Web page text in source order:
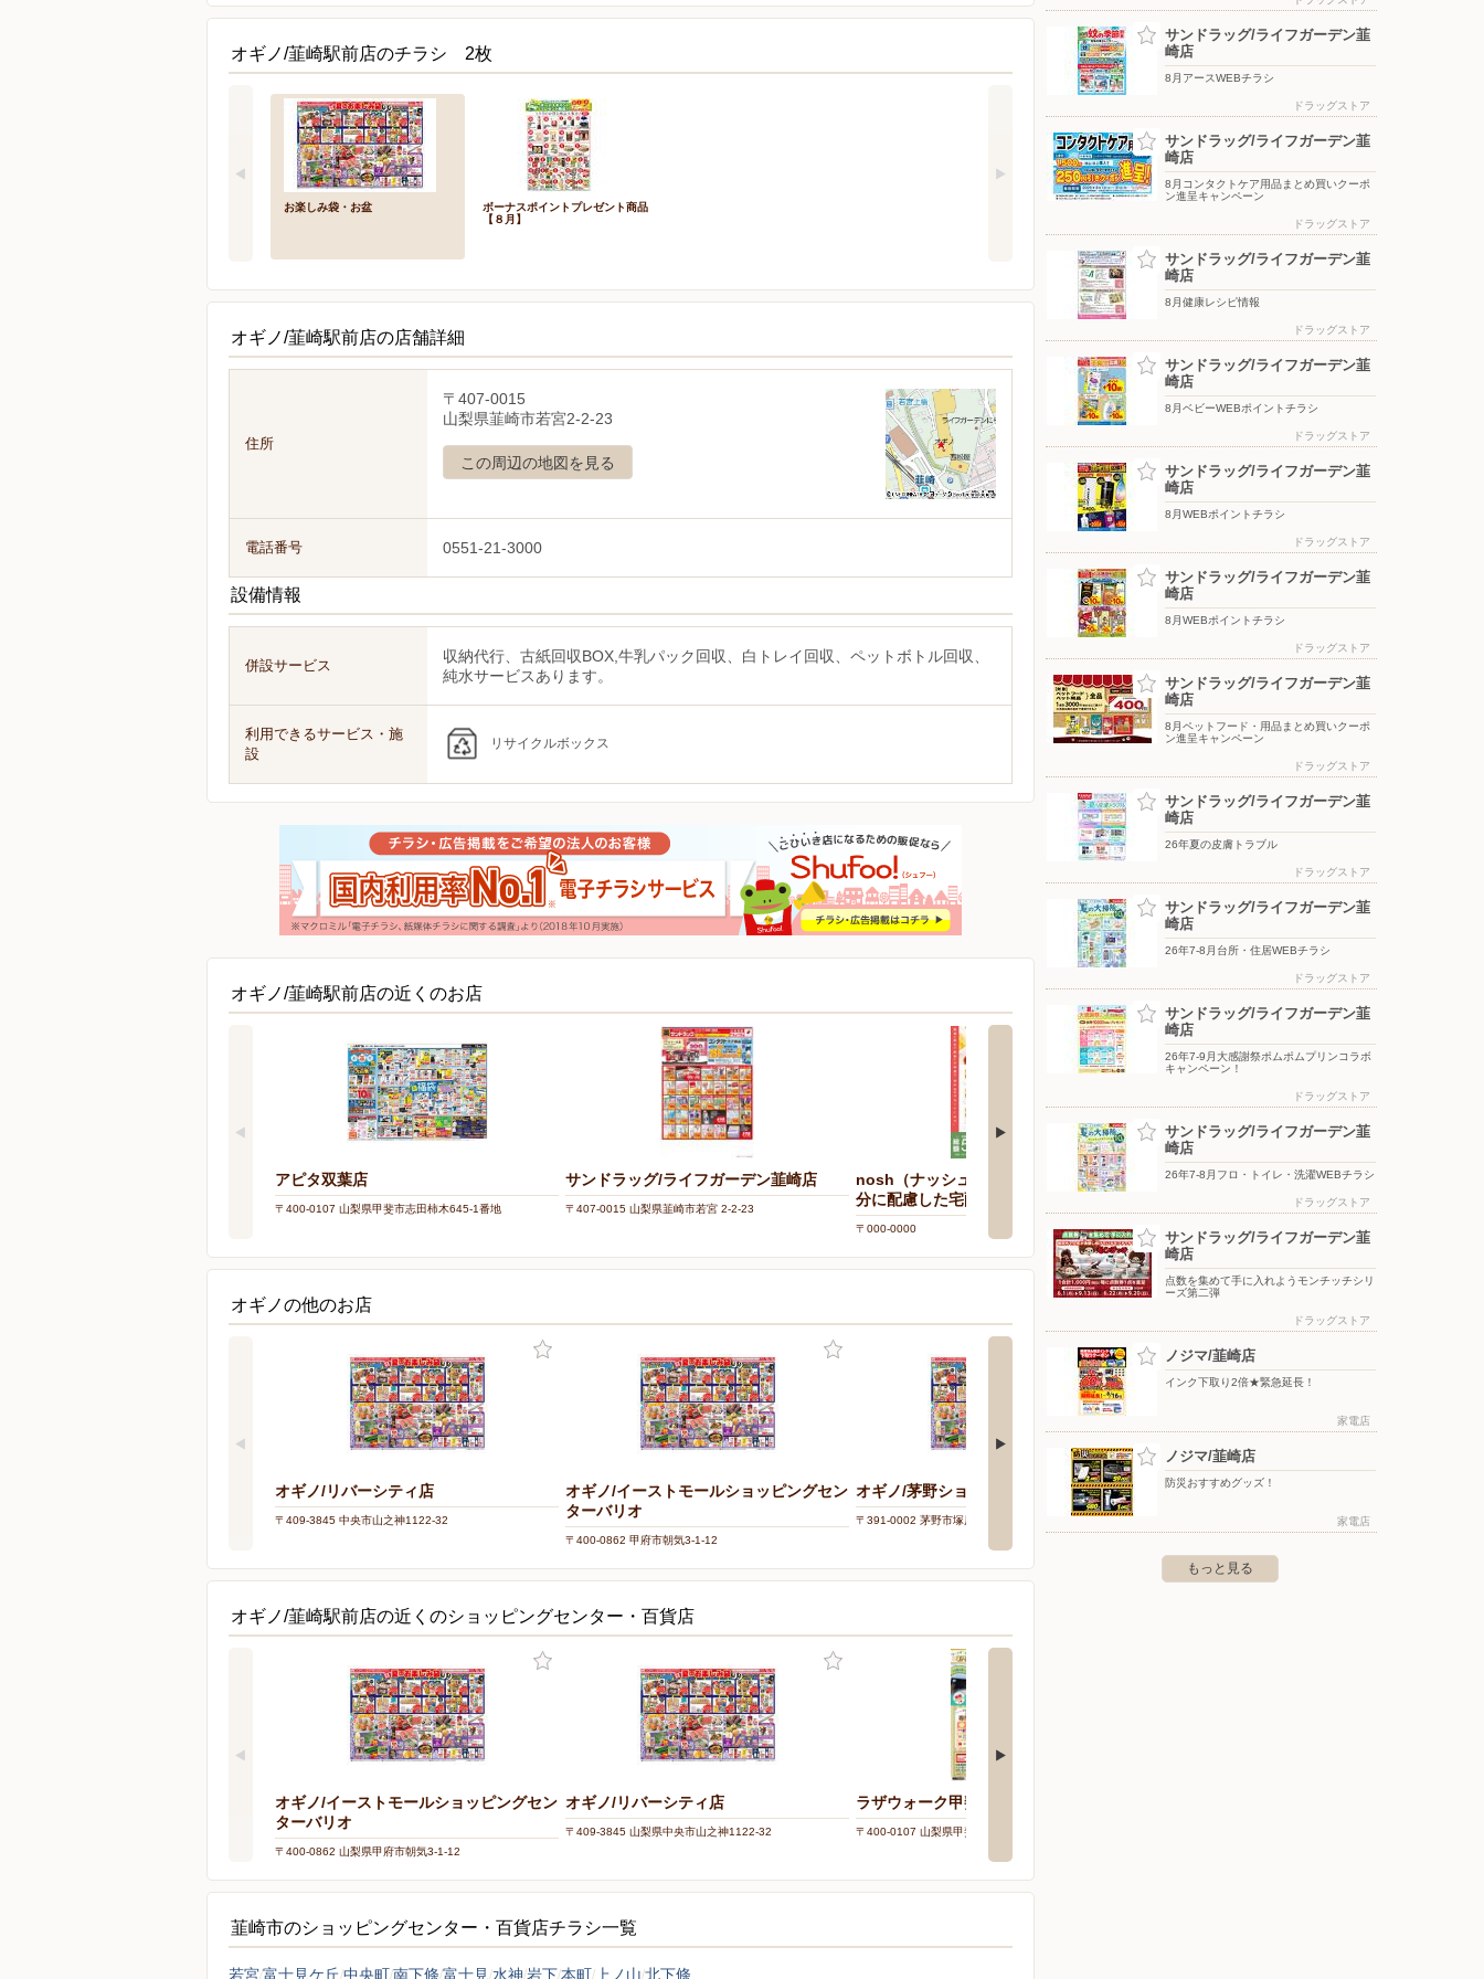
オギノ/韮崎駅前店のチラシ 2枚
お楽しみ袋・お盆
ボーナスポイントプレゼント商品
【８月】
オギノ/韮崎駅前店の店舗詳細
住所
〒407-0015
山梨県韮崎市若宮2-2-23
この周辺の地図を見る
電話番号 0551-21-3000
設備情報
併設サービス
収納代行、古紙回収BOX,牛乳パック回収、白トレイ回収、ペットボトル回収、
純水サービスあります。
利用できるサービス・施
設
リサイクルボックス
オギノ/韮崎駅前店の近くのお店
アピタ双葉店
〒400-0107 山梨県甲斐市志田柿木645-1番地
サンドラッグ/ライフガーデン韮崎店
〒407-0015 山梨県韮崎市若宮 2-2-23
nosh（ナッシュ）ヘルシー・糖質と塩
分に配慮した宅配食サイト
〒000-0000
ツルハドラッグ韮崎本町店
〒407-0024 山梨県韮崎市本町三丁目７番９号
オギノの他のお店
オギノ/リバーシティ店
〒409-3845 中央市山之神1122-32
オギノ/イーストモールショッピングセン
ターバリオ
〒400-0862 甲府市朝気3-1-12
オギノ/茅野ショッピングセンター
〒391-0002 茅野市塚原1-17-1
オギノ/韮崎駅前店の近くのショッピングセンター・百貨店
オギノ/イーストモールショッピングセン
ターバリオ
〒400-0862 山梨県甲府市朝気3-1-12
オギノ/リバーシティ店
〒409-3845 山梨県中央市山之神1122-32
ラザウォーク甲斐双葉
〒400-0107 山梨県甲斐市志田字柿木645-1
韮崎市のショッピングセンター・百貨店チラシ一覧
若宮富士見ケ丘 中央町南下條 富士見 水神 岩下本町 上ノ山 北下條
サンドラッグ/ライフガーデン韮
崎店
8月アースWEBチラシ
ドラッグストア
サンドラッグ/ライフガーデン韮
崎店
8月コンタクトケア用品まとめ買いクーポ
ン進呈キャンペーン
ドラッグストア
サンドラッグ/ライフガーデン韮
崎店
8月健康レシピ情報
ドラッグストア
サンドラッグ/ライフガーデン韮
崎店
8月ベビーWEBポイントチラシ
ドラッグストア
サンドラッグ/ライフガーデン韮
崎店
8月WEBポイントチラシ
ドラッグストア
サンドラッグ/ライフガーデン韮
崎店
8月WEBポイントチラシ
ドラッグストア
サンドラッグ/ライフガーデン韮
崎店
8月ペットフード・用品まとめ買いクーポ
ン進呈キャンペーン
ドラッグストア
サンドラッグ/ライフガーデン韮
崎店
26年夏の皮膚トラブル
ドラッグストア
サンドラッグ/ライフガーデン韮
崎店
26年7-8月台所・住居WEBチラシ
ドラッグストア
サンドラッグ/ライフガーデン韮
崎店
26年7-9月大感謝祭ポムポムプリンコラボ
キャンペーン！
ドラッグストア
サンドラッグ/ライフガーデン韮
崎店
26年7-8月フロ・トイレ・洗濯WEBチラシ
ドラッグストア
サンドラッグ/ライフガーデン韮
崎店
点数を集めて手に入れようモンチッチシリ
ーズ第二弾
ドラッグストア
ノジマ/韮崎店
インク下取り2倍★緊急延長！
家電店
ノジマ/韮崎店
防災おすすめグッズ！
家電店
もっと見る